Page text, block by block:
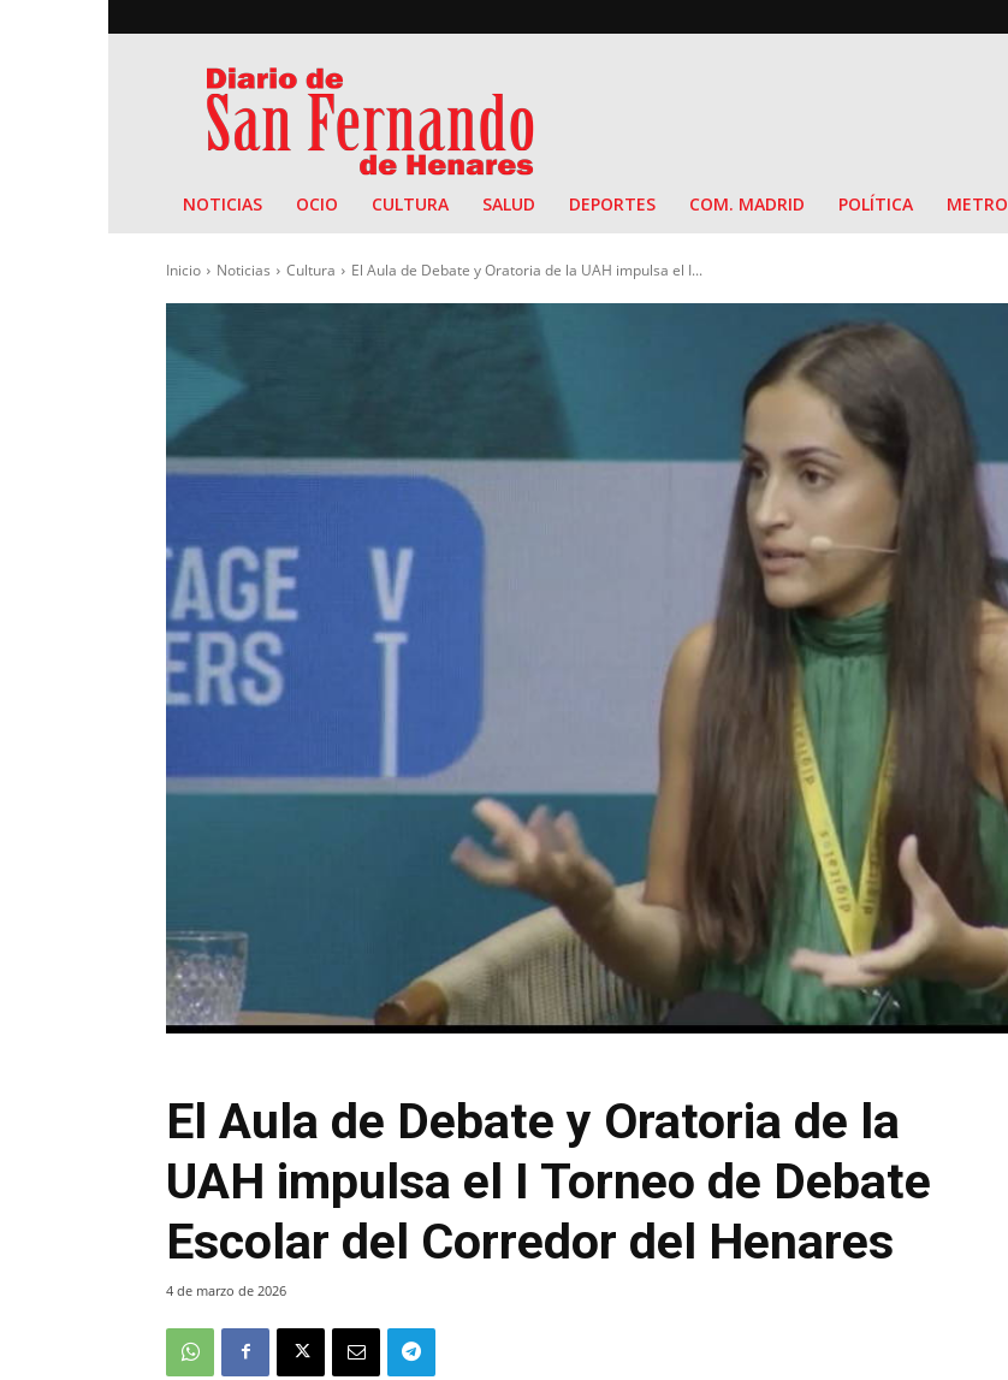
Diario
de
San
NOTICIAS OCIO CULTURA SALUD DEPORTES COM. MADRID POLÍTICA METRO
Inicio Noticias Cultura El Aula de Debate y Oratoria de la UAH impulsa el I...
El Aula de Debate y Oratoria de la
UAH impulsa el I Torneo de Debate
Escolar del Corredor del Henares
4 de marzo de 2026